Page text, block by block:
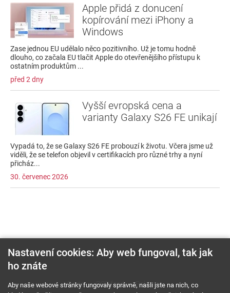
Apple přidá z donucení
kopírování mezi iPhony a
Windows
Zase jednou EU udělalo něco pozitivního. Už je tomu hodně
dlouho, co začala EU tlačit Apple do otevřenějšího přístupu k
ostatním produktům ...
před 2 dny
Vyšší evropská cena a
varianty Galaxy S26 FE unikají
Vypadá to, že se Galaxy S26 FE probouzí k životu. Včera jsme už
viděli, že se telefon objevil v certifikacích pro různé trhy a nyní
přicház...
30. červenec 2026
O nás RSS feed
Reklama
Nastavení cookies: Aby web fungoval, tak jak
ho znáte
Aby naše webové stránky fungovaly správně, našli jste na nich, co